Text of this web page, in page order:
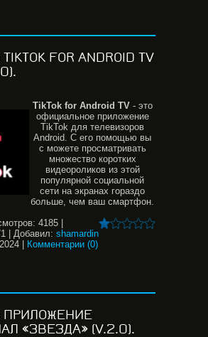
FOR ANDROID TV
TikTok for Android TV- это
официальное приложение
TikTok для телевизоров
Android. С его помощью вы
с можете просматривать
множество коротких
видеороликов из этой
популярной социальной
сети на экранах гораздо
больше, чем ваш смартфон.
4185
Добавил: shamardin
Комментарии (0)
ПРИЛОЖЕНИЕ
«ЗВЕЗДА» (V.2.0).